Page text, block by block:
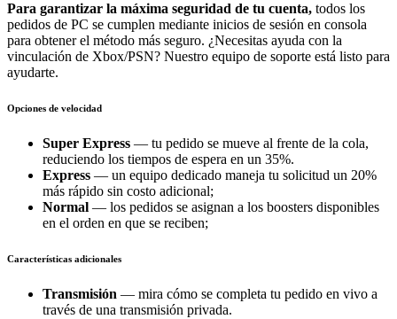
Para garantizar la máxima seguridad de tu cuenta, todos los
pedidos de PC se cumplen mediante inicios de sesión en consola
para obtener el método más seguro. ¿Necesitas ayuda con la
vinculación de Xbox/PSN? Nuestro equipo de soporte está listo para
ayudarte.
Opciones de velocidad
Super Express — tu pedido se mueve al frente de la cola,
reduciendo los tiempos de espera en un 35%.
Express — un equipo dedicado maneja tu solicitud un 20%
más rápido sin costo adicional;
Normal — los pedidos se asignan a los boosters disponibles
en el orden en que se reciben;
Características adicionales
Transmisión — mira cómo se completa tu pedido en vivo a
través de una transmisión privada.